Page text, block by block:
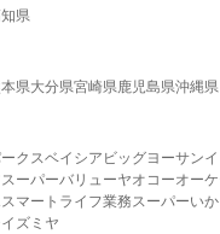
県
県大分県宮崎県鹿児島県沖縄県
クスベイシア ビッグヨーサン
スーパーバリューヤオコーオー
マート ライフ業務スーパーいか
イズミヤ